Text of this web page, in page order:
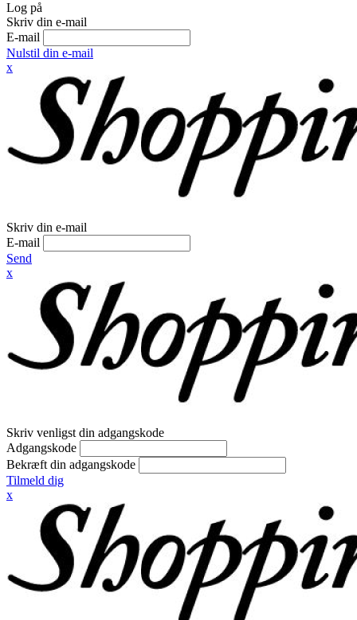
Log på
Skriv din e-mail
E-mail
Nulstil din e-mail
x
Skriv din e-mail
E-mail
Send
x
Skriv venligst din adgangskode
Adgangskode
Bekræft din adgangskode
Tilmeld dig
x